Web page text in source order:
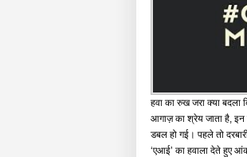
हवा का रुख जरा क्या बदला
आगाज़ का श्रेय जाता है, इन
डबल हो गई। पहले तो
‘एआई’ का हवाला देते हुए